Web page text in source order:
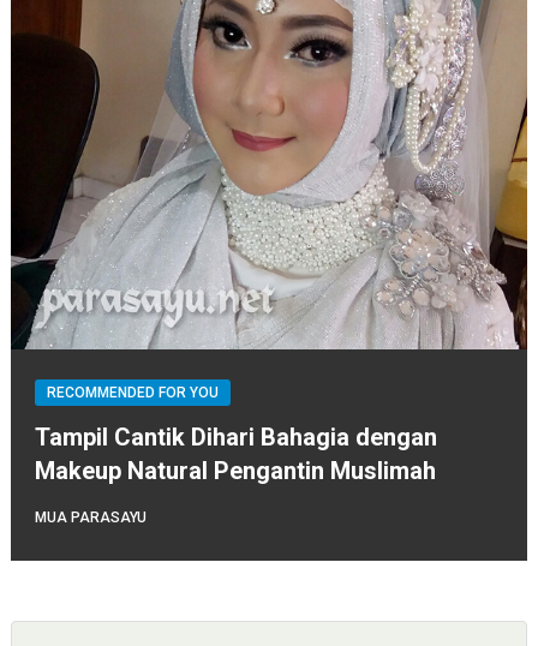
RECOMMENDED FOR YOU
Tampil Cantik Dihari Bahagia dengan
Makeup Natural Pengantin Muslimah
MUA PARASAYU